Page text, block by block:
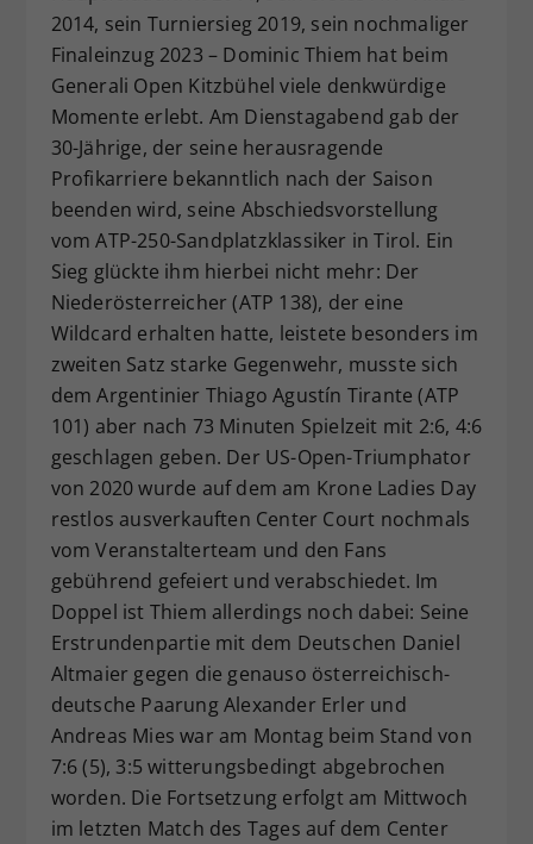
2014, sein Turniersieg 2019, sein nochmaliger
Finaleinzug 2023 – Dominic Thiem hat beim
Generali Open Kitzbühel viele denkwürdige
Momente erlebt. Am Dienstagabend gab der
30-Jährige, der seine herausragende
Profikarriere bekanntlich nach der Saison
beenden wird, seine Abschiedsvorstellung
vom ATP-250-Sandplatzklassiker in Tirol. Ein
Sieg glückte ihm hierbei nicht mehr: Der
Niederösterreicher (ATP 138), der eine
Wildcard erhalten hatte, leistete besonders im
zweiten Satz starke Gegenwehr, musste sich
dem Argentinier Thiago Agustín Tirante (ATP
101) aber nach 73 Minuten Spielzeit mit 2:6, 4:6
geschlagen geben. Der US-Open-Triumphator
von 2020 wurde auf dem am Krone Ladies Day
restlos ausverkauften Center Court nochmals
vom Veranstalterteam und den Fans
gebührend gefeiert und verabschiedet. Im
Doppel ist Thiem allerdings noch dabei: Seine
Erstrundenpartie mit dem Deutschen Daniel
Altmaier gegen die genauso österreichisch-
deutsche Paarung Alexander Erler und
Andreas Mies war am Montag beim Stand von
7:6 (5), 3:5 witterungsbedingt abgebrochen
worden. Die Fortsetzung erfolgt am Mittwoch
im letzten Match des Tages auf dem Center
Zweck
Dieser Wert speichert Ihre Consent-
Einstellungen. Unter anderem eine
zufällig generierte ID, für die
historische Speicherung Ihrer
vorgenommen Einstellungen, falls der
Webseiten-Betreiber dies eingestellt
hat.